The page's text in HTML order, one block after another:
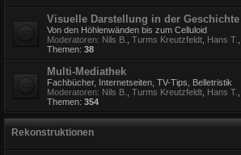
Visuelle Darstellung in der Geschichte
Von den Höhlenwänden bis zum Celluloid
Moderatoren: Nils B. Turms Kreutzfeldt Hans T.
Themen: 38
Multi-Mediathek
Fachbücher, Internetseiten, TV-Tips, Belletristik
Moderatoren: Nils B. Turms Kreutzfeldt Hans T.
Themen: 354
Rekonstruktionen